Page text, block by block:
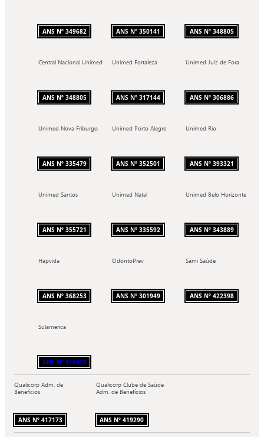
ANS Nº 349682 ANS Nº 350141 ANS Nº 348805
Central Nacional Unimed
ANS Nº 348805
Unimed Fortaleza
ANS Nº 317144
Unimed Juiz de Fora
ANS Nº 306886
Unimed Nova Friburgo
ANS Nº 335479
Unimed Porto Alegre
ANS Nº 352501
Unimed Rio
ANS Nº 393321
Unimed Santos
ANS Nº 355721
Unimed Natal
ANS Nº 335592
Unimed Belo Horizonte
ANS Nº 343889
Hapvida
ANS Nº 368253
OdontoPrev
ANS Nº 301949
Sami Saúde
ANS Nº 422398
Sulamerica
ANS Nº 416428
Qualicorp Adm. de
Benefícios
ANS Nº 417173
Qualicorp Clube de Saúde
Adm. de Benefícios
ANS Nº 419290